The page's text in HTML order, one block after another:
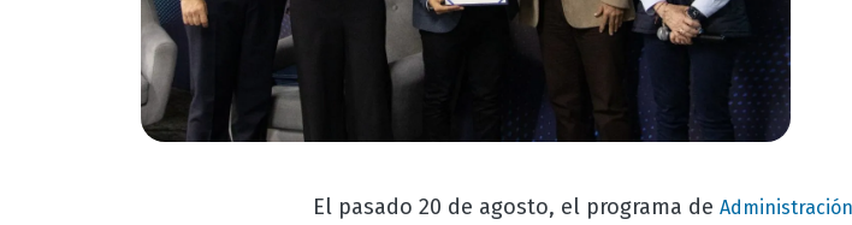
El pasado 20 de agosto, el programa de